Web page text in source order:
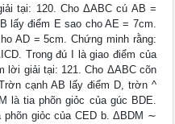
tại: 120. Cho ΔABC cú AB =
lấy điểm E sao cho AE = 7cm.
AD = 5cm. Chứng minh rằng:
Trong đú I là giao điểm của
lời giải tại: 121. Cho ΔABC cõn
cạnh AB lấy điểm D, trờn ^
là tia phõn giỏc của gúc BDE.
phõn giỏc của CED b. ΔBDM ∼